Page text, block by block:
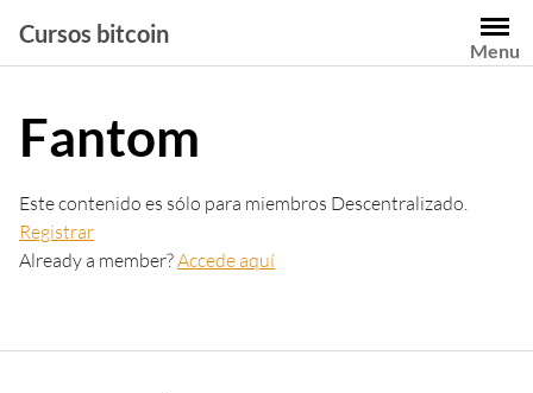
contenido
Cursos bitcoin
Menu
Fantom
Este contenido es sólo para miembros Descentralizado.
Registrar
Already a member?Accede aquí